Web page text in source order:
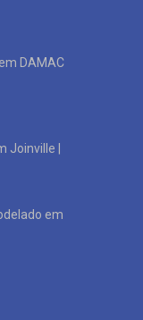
DAMAC
Joinville |
em